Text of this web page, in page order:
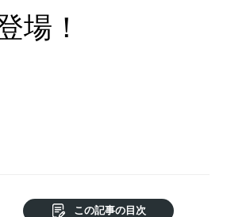
場！
この記事の目次